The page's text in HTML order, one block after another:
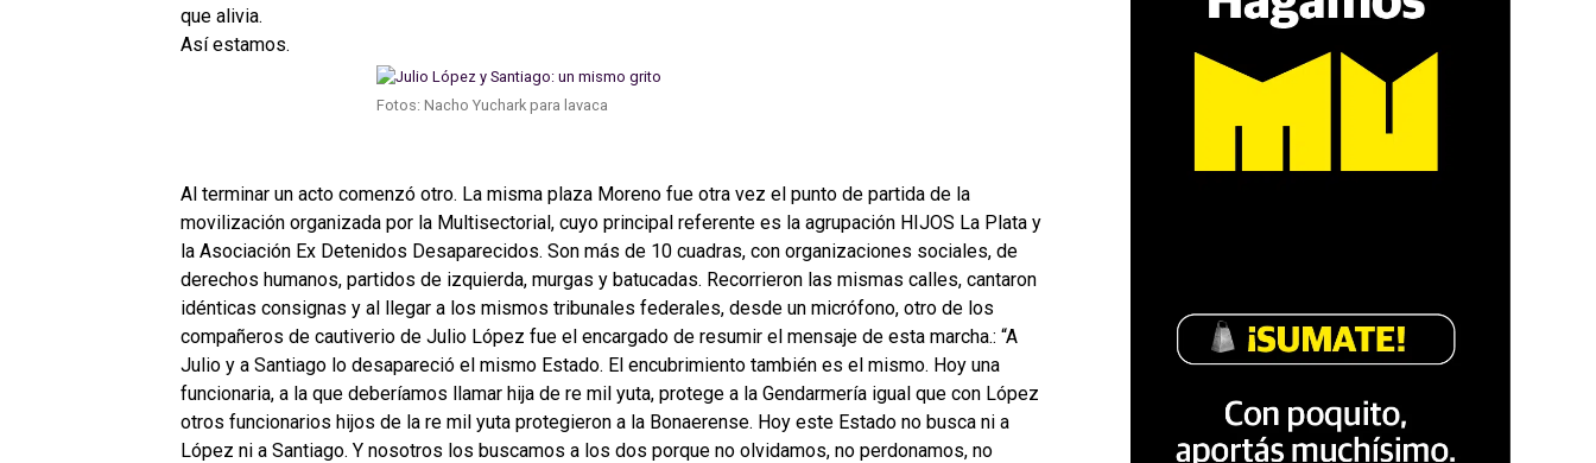
que alivia.
Así estamos.
Fotos: Nacho Yuchark para lavaca
Al terminar un acto comenzó otro. La misma plaza Moreno fue otra vez el punto de partida de la
movilización organizada por la Multisectorial, cuyo principal referente es la agrupación HIJOS La Plata y
la Asociación Ex Detenidos Desaparecidos. Son más de 10 cuadras, con organizaciones sociales, de
derechos humanos, partidos de izquierda, murgas y batucadas. Recorrieron las mismas calles, cantaron
idénticas consignas y al llegar a los mismos tribunales federales, desde un micrófono, otro de los
compañeros de cautiverio de Julio López fue el encargado de resumir el mensaje de esta marcha.: “A
Julio y a Santiago lo desapareció el mismo Estado. El encubrimiento también es el mismo. Hoy una
funcionaria, a la que deberíamos llamar hija de re mil yuta, protege a la Gendarmería igual que con López
otros funcionarios hijos de la re mil yuta protegieron a la Bonaerense. Hoy este Estado no busca ni a
López ni a Santiago. Y nosotros los buscamos a los dos porque no olvidamos, no perdonamos, no